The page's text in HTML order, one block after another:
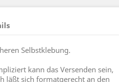
Selbstklebung.
kann das Versenden sein,
läßt sich formatgerecht an den